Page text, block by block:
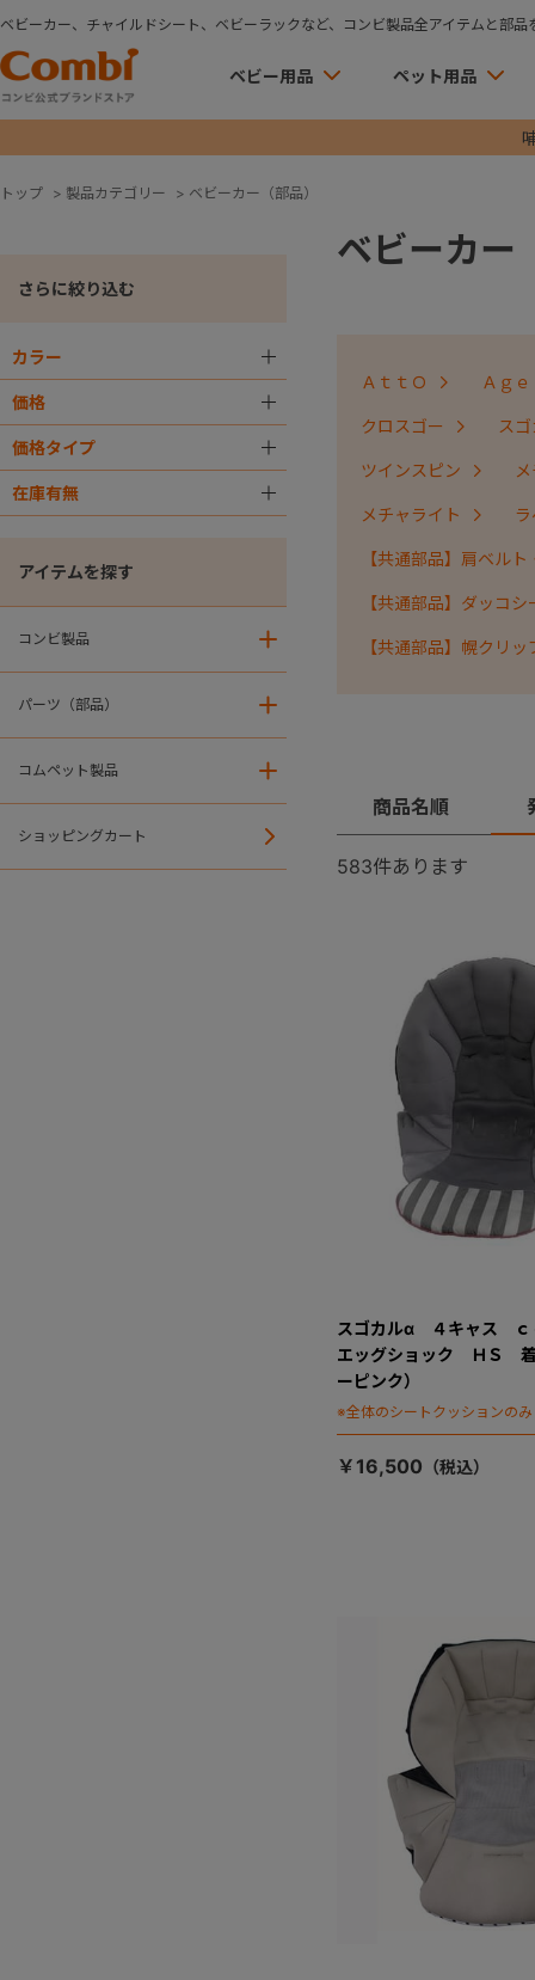
ベビーカー、チャイルドシート、ベビーラックなど、コンビ製品全アイテムと部品
ベビー用品 ペット用品
トップ > 製品カテゴリー > ベビーカー（部品）
さらに絞り込む
カラー
価格
価格タイプ
在庫有無
アイテムを探す
コンビ製品
パーツ（部品）
コムペット製品
ショッピングカート
ベビーカー
ＡｔｔＯ Ａｇｅ
クロスゴー ス
ツインスピン
メチャライト
【共通部品】肩ベル
【共通部品】ダッコ
【共通部品】幌クリ
商品名順
583件あります
スゴカルα ４キャス
エッグショック ＨＳ 着
ーピンク）
※全体のシートクッションの
￥16,500